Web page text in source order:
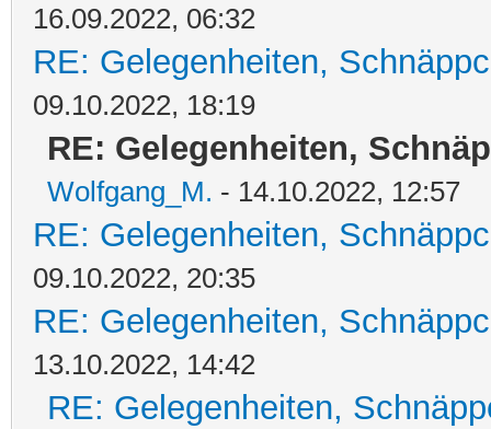
16.09.2022, 06:32
RE: Gelegenheiten,
09.10.2022, 18:19
RE: Gelegenheiten,
Wolfgang_M. - 14.10.2022, 12:57
RE: Gelegenheiten,
09.10.2022, 20:35
RE: Gelegenheiten,
13.10.2022, 14:42
RE: Gelegenheiten,